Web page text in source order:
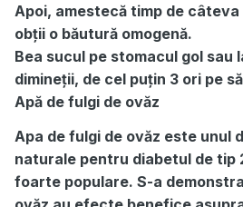
Apoi, amestecă timp de
obții o băutură omogenă.
Bea sucul pe stomacul gol sau
dimineții, de cel puțin 3 ori pe
Apă de fulgi de ovăz
Apa de fulgi de ovăz este unul
naturale pentru diabetul de tip
foarte populare. S-a